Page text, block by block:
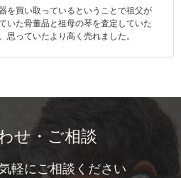
を買い取っているということで祖父が
いた骨董品と祖母の琴を査定していた
思っていたより高く売れました。
せ・ご相談
軽にご相談ください